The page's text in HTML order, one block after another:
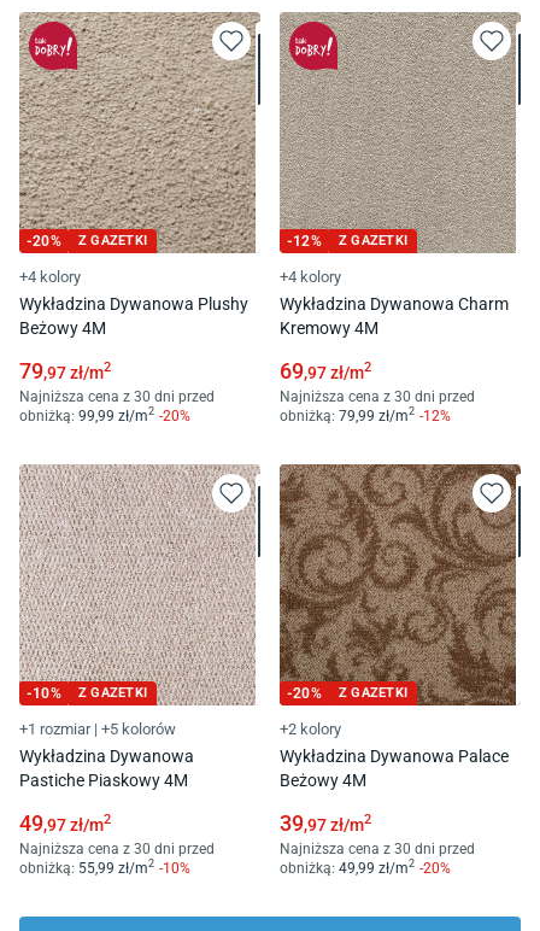
-20% Z GAZETKI
+4 kolory
Wykładzina Dywanowa Plushy
Beżowy 4M
79,97zł/m2
Najniższa cena z 30 dni przed
obniżką: 99 ,99 zł/m2 -20%
-12% Z GAZETKI
+4 kolory
Wykładzina Dywanowa Charm
Kremowy 4M
69,97zł/m2
Najniższa cena z 30 dni przed
obniżką: 79 ,99 zł/m2 -12%
-10% Z GAZETKI
+1 rozmiar | +5 kolorów
Wykładzina Dywanowa
Pastiche Piaskowy 4M
49,97zł/m2
Najniższa cena z 30 dni przed
obniżką: 55,99 zł/m2 -10%
-20% Z GAZETKI
+2 kolory
Wykładzina Dywanowa Palace
Beżowy 4M
39,97zł/m2
Najniższa cena z 30 dni przed
obniżką: 49 ,99 zł/m2 -20%